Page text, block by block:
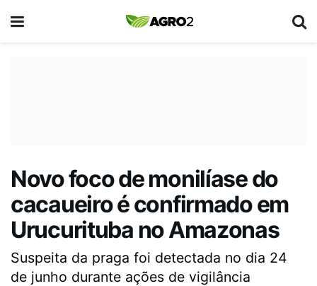
Novo foco de monilíase do
cacaueiro é confirmado em
Urucurituba no Amazonas
Suspeita da praga foi detectada no dia 24
de junho durante ações de vigilância